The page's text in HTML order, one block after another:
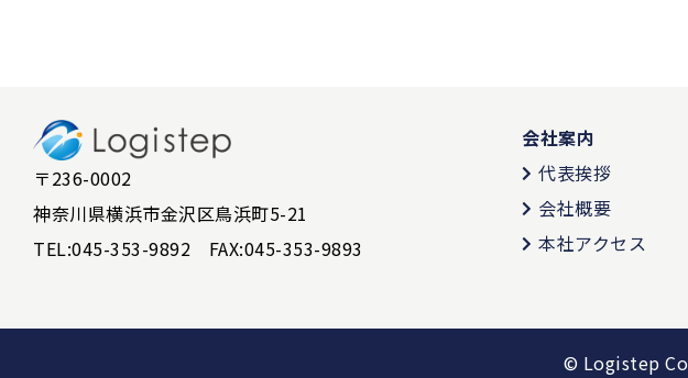
〒236-0002
神奈川県横浜市金沢区鳥浜町5-21
TEL:045-353-9892 FAX:045-353-9893
会社案内
代表挨拶
会社概要
本社アクセス
© Logistep